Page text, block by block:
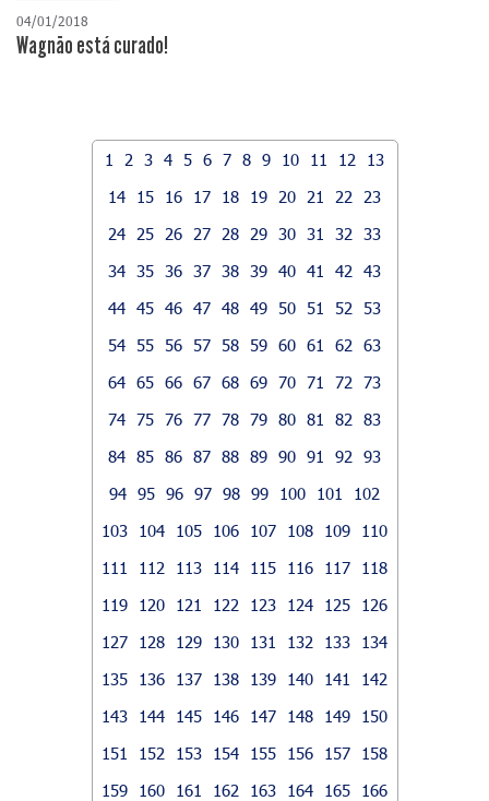
04/01/2018
Wagnão está curado!
1 2 3 4 5 6 7 8 9 10 11 12
13
14
15 16 17 18 19 20 21 22
23
24
25 26 27 28 29 30 31 32
33
34 35 36 37 38 39 40 41 42
43
44 45 46 47 48 49 50 51 52
53
54 55 56 57 58 59 60 61 62
63
64 65 66 67 68 69 70 71 72
73
74 75 76 77 78 79 80 81 82
83
84 85 86 87 88 89 90 91 92
93
94 95 96 97 98 99 100 101
102
103
104 105 106 107 108 109
110
111
112 113 114 115 116 117
118
119
120 121 122 123 124 125
126
127
128 129 130 131 132 133
134
135
136 137 138 139 140 141
142
143
144 145 146 147 148 149
150
151
152 153 154 155 156 157
158
159
160 161 162 163 164 165
166